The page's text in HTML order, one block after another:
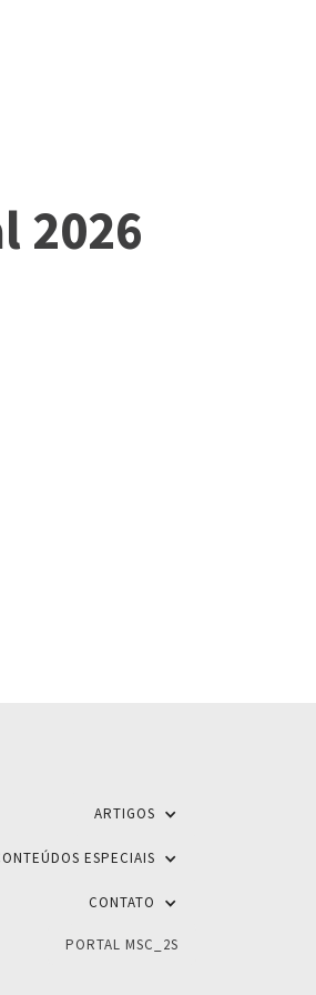
2026
ARTIGOS
ESPECIAIS
CONTATO
PORTAL MSC_2S